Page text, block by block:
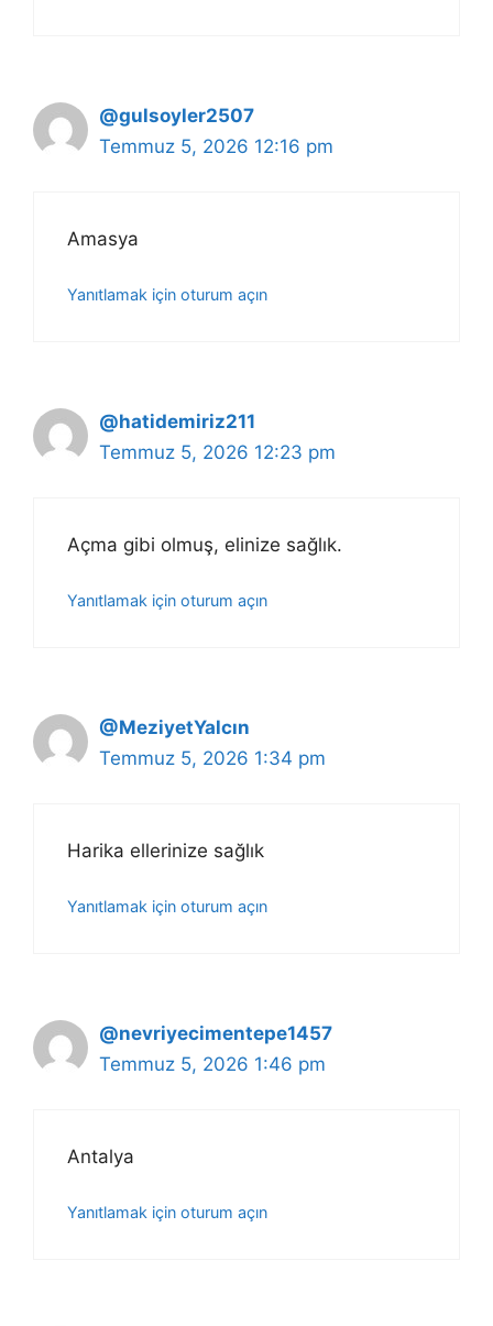
@gulsoyler2507
Temmuz 5, 2026 12:16 pm
Amasya
Yanıtlamak için oturum açın
@hatidemiriz211
Temmuz 5, 2026 12:23 pm
Açma gibi olmuş, elinize sağlık.
Yanıtlamak için oturum açın
@MeziyetYalcın
Temmuz 5, 2026 1:34 pm
Harika ellerinize sağlık
Yanıtlamak için oturum açın
@nevriyecimentepe1457
Temmuz 5, 2026 1:46 pm
Antalya
Yanıtlamak için oturum açın